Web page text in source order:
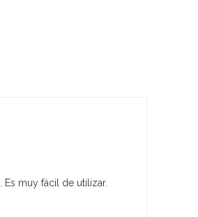
Es muy fácil de utilizar.